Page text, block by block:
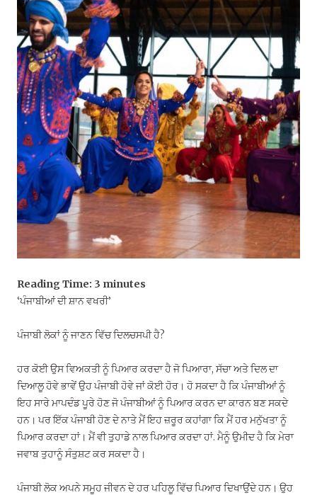
Reading Time: 3 minutes
‘ਪੰਜਾਬੀਆਂ ਦੀ ਸ਼ਾਨ ਵਖਰੀ’
ਪੰਜਾਬੀ ਲੋਕਾਂ ਨੂੰ ਜਾਣਨ ਵਿੱਚ ਦਿਲਚਸਪੀ ਹੈ?
ਹਰ ਕੋਈ ਉਸ ਵਿਅਕਤੀ ਨੂੰ ਪਿਆਰ ਕਰਦਾ ਹੈ ਜੋ ਪਿਆਰਾ, ਸੱਚਾ ਅਤੇ ਦਿਲ ਦਾ
ਦਿਆਲੂ ਹੋਵੇ ਭਾਵੇਂ ਉਹ ਪੰਜਾਬੀ ਹੋਵੇ ਜਾਂ ਕੋਈ ਹੋਰ। ਹੋ ਸਕਦਾ ਹੈ ਕਿ ਪੰਜਾਬੀਆਂ ਨੂੰ
ਇਹ ਸਾਰੇ ਮਾਪਦੰਡ ਪੂਰੇ ਹੋਣ ਜੋ ਪੰਜਾਬੀਆਂ ਨੂੰ ਪਿਆਰ ਕਰਨ ਦਾ ਕਾਰਨ ਬਣ ਸਕਦੇ
ਹਨ। ਪਰ ਇੱਕ ਪੰਜਾਬੀ ਹੋਣ ਦੇ ਨਾਤੇ ਮੈਂ ਇਹ ਜ਼ਰੂਰ ਕਹਾਂਗਾ ਕਿ ਮੈਂ ਹਰ ਮਨੁੱਖਤਾ ਨੂੰ
ਪਿਆਰ ਕਰਦਾ ਹਾਂ। ਮੈਂ ਵੀ ਤੁਹਾਡੇ ਨਾਲ ਪਿਆਰ ਕਰਦਾ ਹਾਂ. ਮੈਨੂੰ ਉਮੀਦ ਹੈ ਕਿ ਮੇਰਾ
ਜਵਾਬ ਤੁਹਾਨੂੰ ਸੰਤੁਸ਼ਟ ਕਰ ਸਕਦਾ ਹੈ।
ਪੰਜਾਬੀ ਲੋਕ ਅਪਨੇ ਸਮੂਹ ਜੀਵਨ ਦੇ ਹਰ ਪਹਿਲੂ ਵਿੱਚ ਪਿਆਰ ਦਿਖਾਉਂਦੇ ਹਨ। ਉਹ